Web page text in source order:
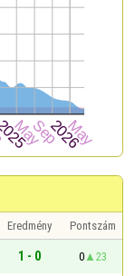
Eredmény
Pontszám
1 - 0 0
23